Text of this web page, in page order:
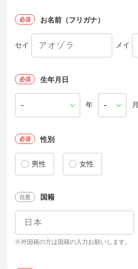
お名前（フリガナ）
セイ メイ
生年月日
年 月
性別
男性 女性
国籍
※外国籍の方は国籍の入力お願いします。